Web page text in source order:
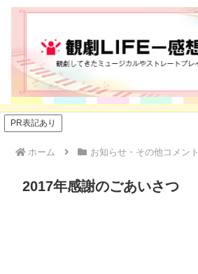
PR表記あり
ホーム お知らせ・その他コメント
2017年感謝のごあいさつ